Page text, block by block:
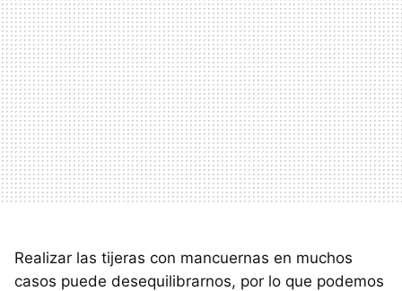
Realizar las tijeras con mancuernas en muchos
casos puede desequilibrarnos, por lo que podemos